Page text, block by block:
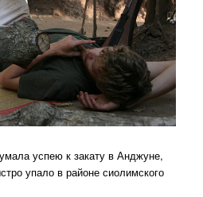
успею к закату в Анджуне,
упало в районе сиолимского